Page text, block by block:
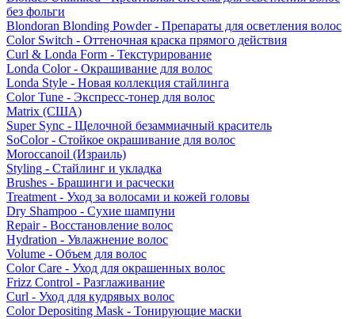
без фольги
Blondoran Blonding Powder - Препараты для осветления волос
Color Switch - Оттеночная краска прямого действия
Curl & Londa Form - Текстурирование
Londa Color - Окрашивание для волос
Londa Style - Новая коллекция стайлинга
Color Tune - Экспресс-тонер для волос
Matrix (США)
Super Sync - Щелочной безаммиачный краситель
SoColor - Стойкое окрашивание для волос
Moroccanoil (Израиль)
Styling - Стайлинг и укладка
Brushes - Брашинги и расчески
Treatment - Уход за волосами и кожей головы
Dry Shampoo - Сухие шампуни
Repair - Восстановление волос
Hydration - Увлажнение волос
Volume - Объем для волос
Color Care - Уход для окрашенных волос
Frizz Control - Разглаживание
Curl - Уход для кудрявых волос
Color Depositing Mask - Тонирующие маски